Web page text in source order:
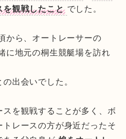
を観戦したこと でした。
から、オートレーサーの
に地元の桐生競艇場を訪れ
出会いでした。
を観戦することが多く、ボ
レースの方が身近だったそ